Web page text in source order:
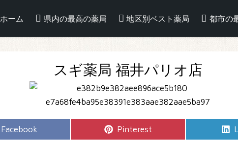
ホーム 県内の最高の薬局 地区別ベスト薬局 都市の
スギ薬局 福井パリオ店
Share
Facebook
Share
Pinterest